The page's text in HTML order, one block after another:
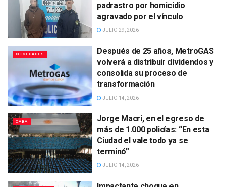
padrastro por homicidio
agravado por el vínculo
JULIO 29, 2026
NOVEDADES
Después de 25 años, MetroGAS
volverá a distribuir dividendos y
consolida su proceso de
transformación
JULIO 14, 2026
CABA
Jorge Macri, en el egreso de
más de 1.000 policías: “En esta
Ciudad el vale todo ya se
terminó”
JULIO 14, 2026